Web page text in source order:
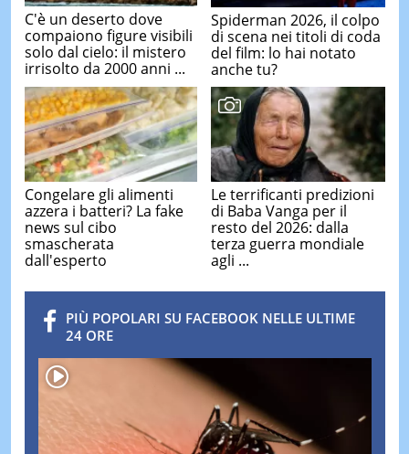
C'è un deserto dove
compaiono figure visibili
solo dal cielo: il mistero
irrisolto da 2000 anni ...
Spiderman 2026, il colpo
di scena nei titoli di coda
del film: lo hai notato
anche tu?
Congelare gli alimenti
azzera i batteri? La fake
news sul cibo
smascherata
dall'esperto
Le terrificanti predizioni
di Baba Vanga per il
resto del 2026: dalla
terza guerra mondiale
agli ...
PIÙ POPOLARI SU FACEBOOK NELLE ULTIME
24 ORE